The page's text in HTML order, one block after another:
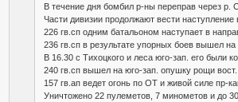
В течение дня бомбил р-ны переправ через р.
Части дивизии продолжают вести
226 гв.сп одним батальоном наступает в
236 гв.сп в результате упорных боев вышел
В 16.30 с Тихоцкого и леса юго-зап. его были
240 гв.сп вышел на юго-зап. опушку рощи
157 гв.ап ведет огонь по ОТ и живой силе пр-
Уничтожено 22 пулеметов, 7 минометов и до